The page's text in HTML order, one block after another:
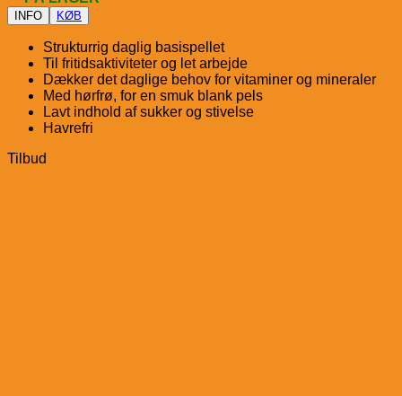
INFO KØB
Strukturrig daglig basispellet
Til fritidsaktiviteter og let arbejde
Dækker det daglige behov for vitaminer og mineraler
Med hørfrø, for en smuk blank pels
Lavt indhold af sukker og stivelse
Havrefri
Tilbud